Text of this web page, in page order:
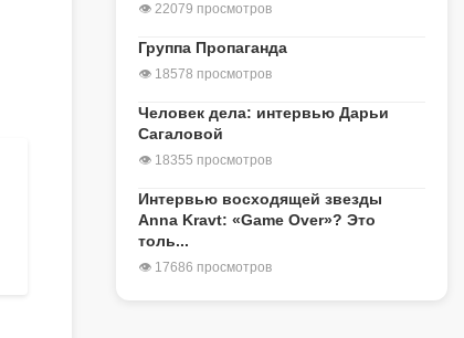
👁 22079 просмотров
Группа Пропаганда
👁 18578 просмотров
Человек дела: интервью Дарьи
Сагаловой
👁 18355 просмотров
Интервью восходящей звезды
Anna Kravt: «Game Over»? Это
толь...
👁 17686 просмотров